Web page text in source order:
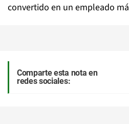
convertido en un empleado
Comparte esta nota en
redes sociales: